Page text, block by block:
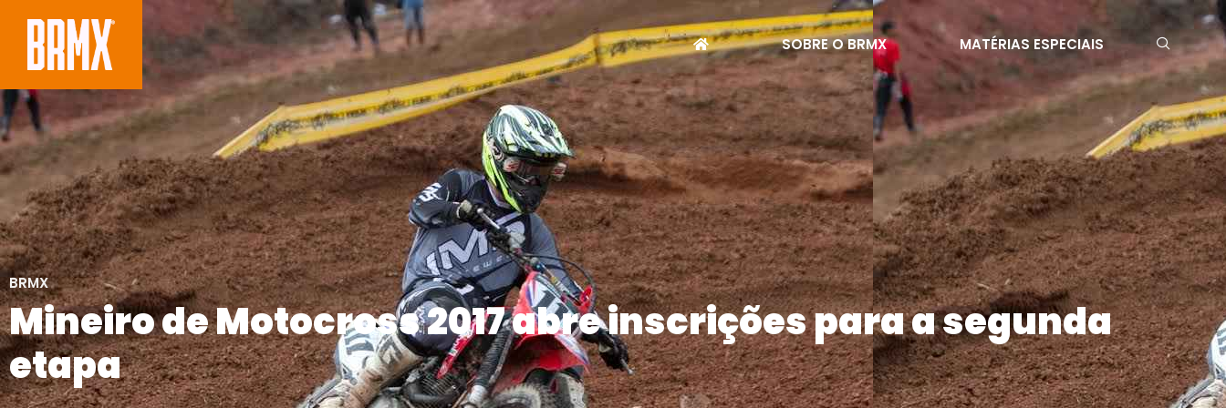
SOBRE O BRMX MATÉRIAS ESPECIAIS
BRMX
Mineiro de Motocross 2017 abre inscrições para a segunda
etapa